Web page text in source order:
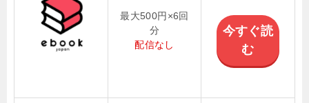
最大500円×6回
分
配信なし
今すぐ読
む